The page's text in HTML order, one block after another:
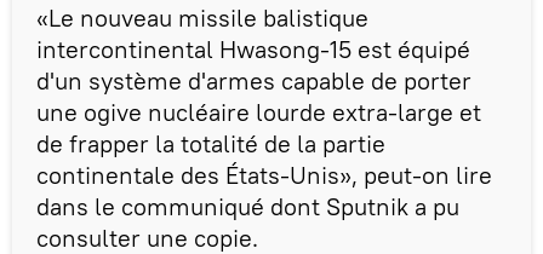
«Le nouveau missile balistique
intercontinental Hwasong-15 est équipé
d'un système d'armes capable de porter
une ogive nucléaire lourde extra-large et
de frapper la totalité de la partie
continentale des États-Unis», peut-on lire
dans le communiqué dont Sputnik a pu
consulter une copie.